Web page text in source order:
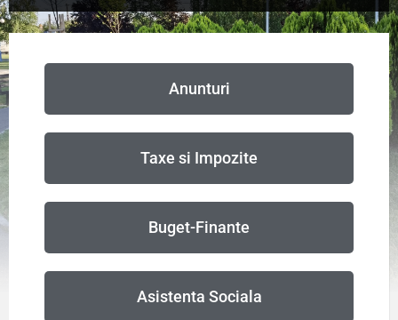
Anunturi
Taxe si Impozite
Buget-Finante
Asistenta Sociala